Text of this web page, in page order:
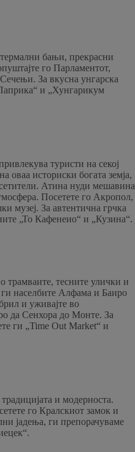
бањи, прекрасни
го Парламентот,
За вкусна унгарска
и „Хунгарикум
туристи на секој
оваа историски богата земја,
Атина нуди мешавина
Посетете го Акропол,
музеј. За автентична грчка
„То Кафенеио“ и „Кузина“.
трамваите, тесните улички и
населбите Алфама и Баиро
и уживајте во
да Сенхора до Монте. За
ги „Time Out Market“ и
и модерноста.
го Кралскиот замок и
јадења, ги препорачуваме